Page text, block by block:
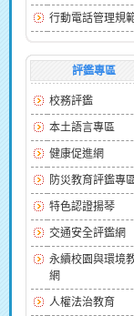
行動電話管理規
評鑑專區
校務評鑑
本土語言專區
健康促進網
防災教育評鑑專
特色認證揚琴
交通安全評鑑網
永續校園與環境
網
人權法治教育